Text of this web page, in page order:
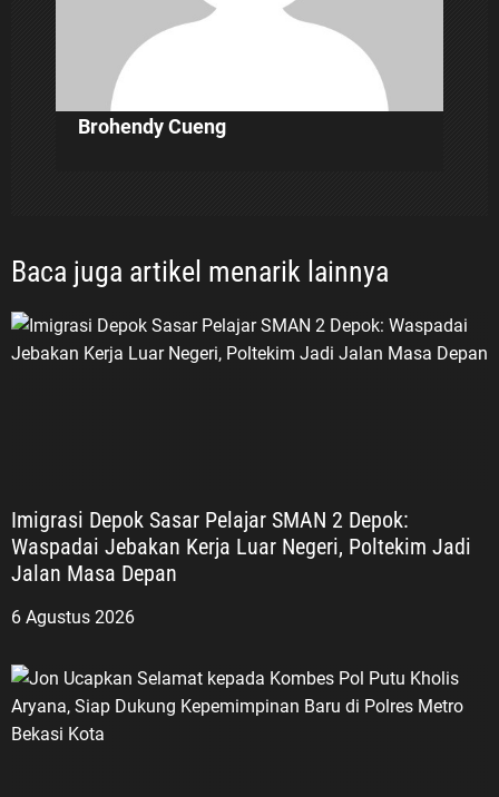
Brohendy Cueng
Baca juga artikel menarik lainnya
Imigrasi Depok Sasar Pelajar SMAN 2 Depok:
Waspadai Jebakan Kerja Luar Negeri, Poltekim Jadi
6 Agustus 2026